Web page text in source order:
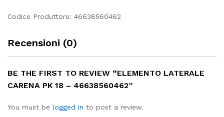
Codice Produttore: 46638560462
Recensioni (0)
BE THE FIRST TO REVIEW “ELEMENTO LATERALE
CARENA PK 18 – 46638560462”
You must be logged in to post a review.